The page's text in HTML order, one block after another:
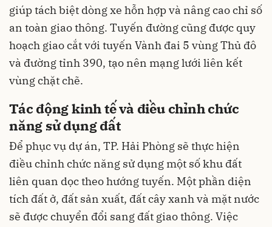
giúp tách biệt dòng xe hỗn hợp và nâng cao chỉ số
an toàn giao thông. Tuyến đường cũng được quy
hoạch giao cắt với tuyến Vành đai 5 vùng Thủ đô
và đường tỉnh 390, tạo nên mạng lưới liên kết
vùng chặt chẽ.
Tác động kinh tế và điều chỉnh chức
năng sử dụng đất
Để phục vụ dự án, TP. Hải Phòng sẽ thực hiện
điều chỉnh chức năng sử dụng một số khu đất
liên quan dọc theo hướng tuyến. Một phần diện
tích đất ở, đất sản xuất, đất cây xanh và mặt nước
sẽ được chuyển đổi sang đất giao thông. Việc